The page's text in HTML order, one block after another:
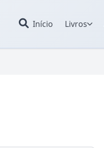
Início Livros